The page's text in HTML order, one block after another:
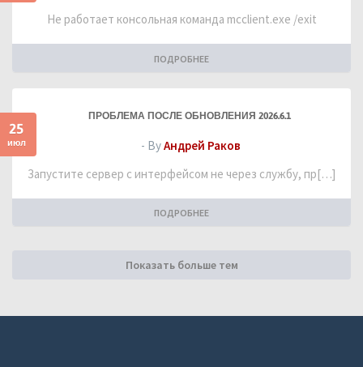
Не работает консольная команда mcclient.exe /exit
ПОДРОБНЕЕ
25
июл
ПРОБЛЕМА ПОСЛЕ ОБНОВЛЕНИЯ 2026.6.1
- ByАндрей Раков
Запустите сервер с интерфейсом не через службу, пр[…]
ПОДРОБНЕЕ
Показать больше тем